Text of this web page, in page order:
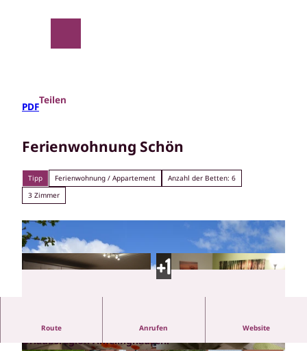
PDF
Teilen
Ferienwohnung Schön
Tipp Ferienwohnung / Appartement
Anzahl der Betten: 6
3 Zimmer
Route Anrufen Website
Willkommen bei Familie Schön in Soderstof, in der
Urlaubsregion Amelinghausen.